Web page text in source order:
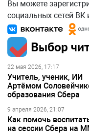
Вы можете
социальных сетей ВК
Выбор
22 мая 2026, 17:17
Учитель, ученик, ИИ
Артёмом
образования Сбера
9 апреля 2026, 21:07
Как помочь
на сессии Сбера на